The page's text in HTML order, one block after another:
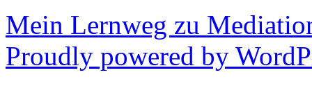
Mein Lernweg zu
Proudly powered by